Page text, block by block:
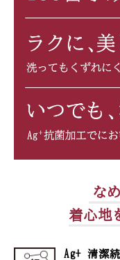
な
着心地
Ag+ 清潔続